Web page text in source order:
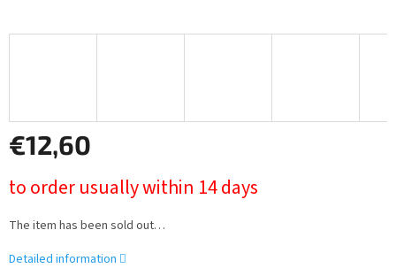
€12,60
price:
to order usually within 14 days
The item has been sold out…
Detailed information